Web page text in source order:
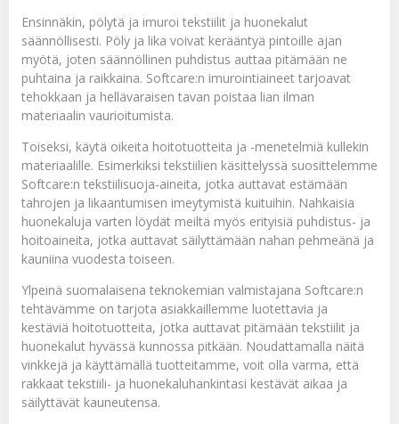
Ensinnäkin, pölytä ja imuroi tekstiilit ja huonekalut
säännöllisesti. Pöly ja lika voivat kerääntyä pintoille ajan
myötä, joten säännöllinen puhdistus auttaa pitämään ne
puhtaina ja raikkaina. Softcare:n imurointiaineet tarjoavat
tehokkaan ja hellävaraisen tavan poistaa lian ilman
materiaalin vaurioitumista.
Toiseksi, käytä oikeita hoitotuotteita ja -menetelmiä kullekin
materiaalille. Esimerkiksi tekstiilien käsittelyssä suosittelemme
Softcare:n tekstiilisuoja-aineita, jotka auttavat estämään
tahrojen ja likaantumisen imeytymistä kuituihin. Nahkaisia
huonekaluja varten löydät meiltä myös erityisiä puhdistus- ja
hoitoaineita, jotka auttavat säilyttämään nahan pehmeänä ja
kauniina vuodesta toiseen.
Ylpeinä suomalaisena teknokemian valmistajana Softcare:n
tehtävämme on tarjota asiakkaillemme luotettavia ja
kestäviä hoitotuotteita, jotka auttavat pitämään tekstiilit ja
huonekalut hyvässä kunnossa pitkään. Noudattamalla näitä
vinkkejä ja käyttämällä tuotteitamme, voit olla varma, että
rakkaat tekstiili- ja huonekaluhankintasi kestävät aikaa ja
säilyttävät kauneutensa.